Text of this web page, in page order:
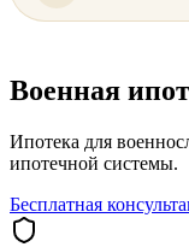
Военная
Ипотека для
ипотечной системы.
Бесплатная